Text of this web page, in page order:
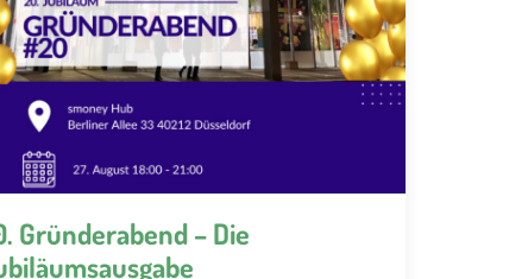
Gründerabend – Die